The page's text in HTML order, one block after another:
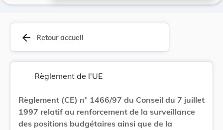
arrow_back Retour accueil
Règlement de l'UE
Règlement (CE) n° 1466/97 du Conseil du 7 juillet
1997 relatif au renforcement de la surveillance
des positions budgétaires ainsi que de la